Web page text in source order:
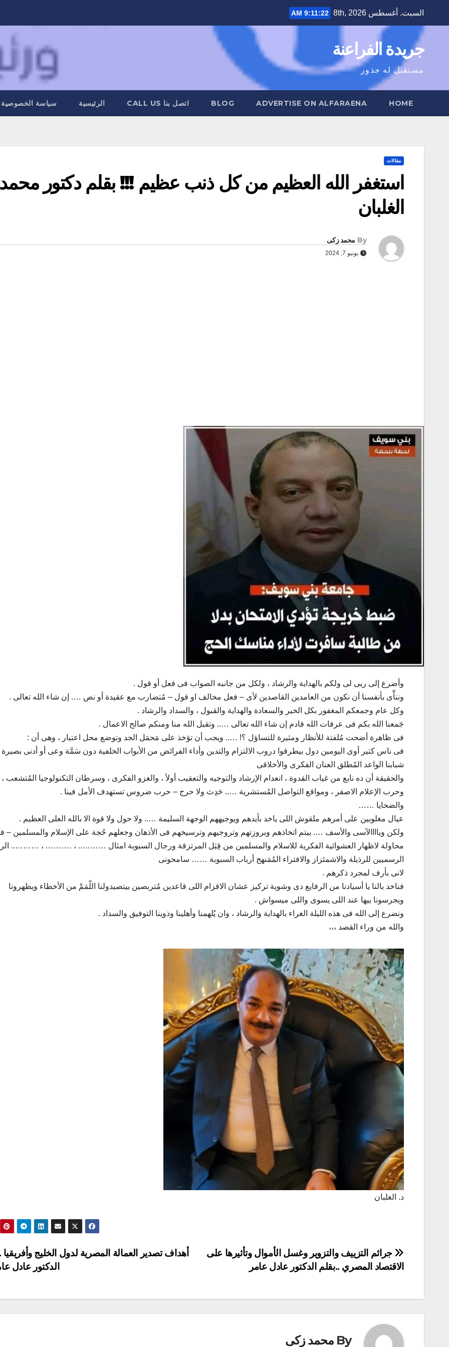
السبت. أغسطس 8th, 2026 9:11:23 AM
جريدة الفراعنة
مستقبل له جذور
HOME
ADVERTISE ON ALFARAENA
BLOG اتصل بنا CALL US الرئيسية سياسة الخصوصية
مقالات
استغفر الله العظيم من كل ذنب عظيم !!! بقلم دكتور محمد
الغلبان
By محمد زكى
يونيو 7, 2024
وأضرع إلى ربى لى ولكم بالهداية والرشاد ، ولكل من جانبه الصواب فى فعل أو قول .
وننآّى بأنفسنا أن نكون من العامدين القاصدين لأى – فعل مخالف او قول – مُتضارب مع عقيدة أو نص …. إن شاء الله تعالى .
وكل عام وجمعكم المغفور بكل الخير والسعادة والهداية والقبول ، والسداد والرشاد .
جَمعنا الله بكم فى عرفات الله قادم إن شاء الله تعالى ….. وتقبل الله منا ومنكم صالح الاعمال .
فى ظاهرة أضحت مُلفتة للأنظار ومثيرة للتساؤل ؟! ….. ويجب أن تؤخذ على مَحمَل الجد وتوضع محل اعتبار ، وهى أن :
فى ناس كتير أوى اليومين دول بيطرقوا دروب الالتزام والتدين وأداء الفرائض من الأبواب الخلفية دون سَمَّة وعى أو أدنى
شبابنا الواعد المُطلق العنان الفكرى والأخلاقى
والحقيقة أن ده نابع من غياب القدوة ، انعدام الإرشاد والتوجيه والتعقيب أولأ ، والغزو الفكرى ، وسرطان التكنولوجيا المُتشعب ،
وحرب الإعلام الاصفر ، ومواقع التواصل المُستشرية ….. حَدِث ولا حرج – حرب ضروس تستهدف الأمل فينا .
والضحايا ……
عيال مغلوبين على أمرهم ملقوش اللى ياخد بأيدهم ويوجيههم الوجهة السليمة ….. ولا حول ولا قوة الا بالله العلى العظيم .
ولكن وياااالآسى والأسف …. بيتم اتخاذهم وبروزتهم وتروجيهم وترسيخهم فى الأذهان وجعلهم حُجة على الإسلام والمسلمين –
محاولة لاظهار العشوائية الفكرية للاسلام والمسلمين من قِبَل المرتزقة ورجال السبوبة امثال ……….. ، ………. ، ………..
الرسميين للرذيلة والاشمئزاز والافتراء المُمَنهج أرباب السبوبة …… سامحونى
لانى بأرف لمجرد ذكرهم .
فناخد بالنا يا أسيادنا من الرفايع دى وشوية تركيز عشان الاقزام اللى قاعدين مُتربصين بيتصيدولنا اللّمَمْ من الأخطاء ويظهرونا
ويجرسونا بيها عند اللى يسوى واللى ميسواش .
ونضرع إلى الله فى هذه الليلة الغراء بالهداية والرشاد ، وان يُلهمنا وأهلينا وذوينا التوفيق والسداد .
والله من وراء القصد ،،،
د. الغلبان
تصفّح
أهداف تصدير العمالة المصرية لدول الخليج وأفريقيا
الدكتور عادل
جرائم التزييف والتزوير وغسل الأموال وتأثيرها على
الاقتصاد المصري ..بقلم الدكتور عادل عامر
By محمد زكى